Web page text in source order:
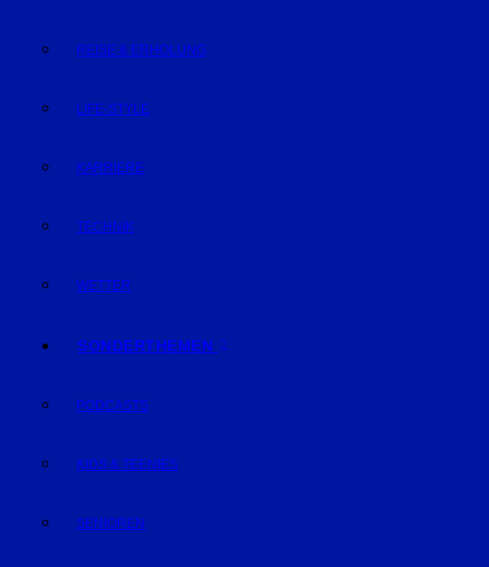
REISE & ERHOLUNG
LIFE-STYLE
KARRIERE
TECHNIK
WETTER
SONDERTHEMEN
PODCASTS
KIDS & TEENIES
SENIOREN